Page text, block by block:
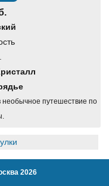
необычное путешествие по
2026